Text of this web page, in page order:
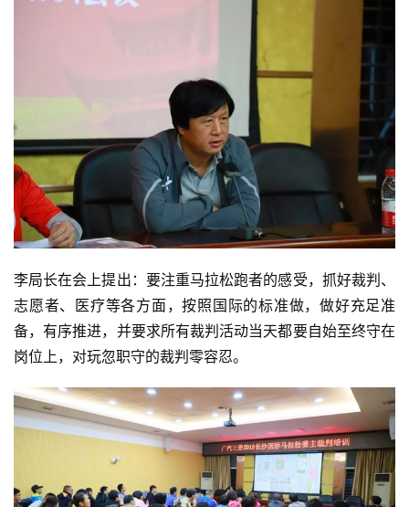
李局长在会上提出：要注重马拉松跑者的感受，抓好裁判、
志愿者、医疗等各方面，按照国际的标准做，做好充足准
备，有序推进，并要求所有裁判活动当天都要自始至终守在
岗位上，对玩忽职守的裁判零容忍。